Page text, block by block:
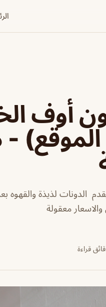
أوف
الموقع)
الدونات لذيذة والقهوه
معقولة